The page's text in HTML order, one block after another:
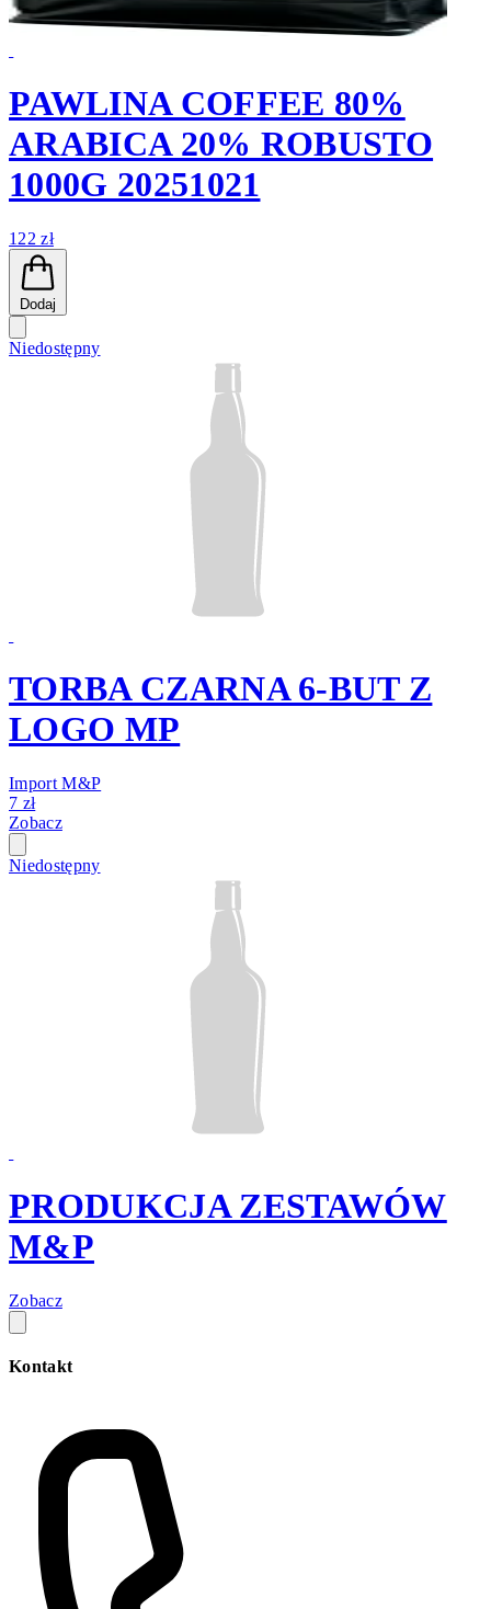
PAWLINA COFFEE 80%
ARABICA 20% ROBUSTO
1000G 20251021
122 zł
Dodaj
Niedostępny
TORBA CZARNA 6-BUT Z
LOGO MP
Import M&P
7 zł
Zobacz
Niedostępny
PRODUKCJA ZESTAWÓW
M&P
Zobacz
Kontakt